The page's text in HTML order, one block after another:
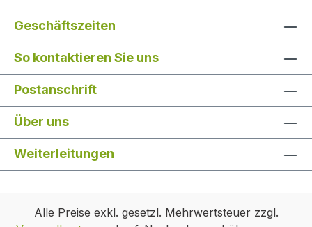
Geschäftszeiten
So kontaktieren Sie uns
Postanschrift
Über uns
Weiterleitungen
Alle Preise exkl. gesetzl. Mehrwertsteuer zzgl.